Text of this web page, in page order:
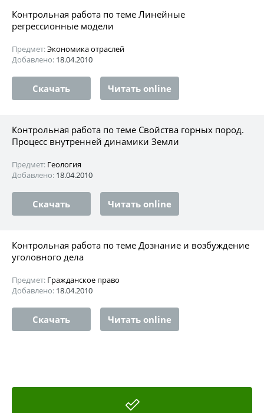
Контрольная работа по теме Линейные
регрессионные модели
Предмет:Экономика отраслей
Добавлено: 18.04.2010
Скачать Читать online
Контрольная работа по теме Свойства горных пород.
Процесс внутренней динамики Земли
Предмет: Геология
Добавлено: 18.04.2010
Скачать Читать online
Контрольная работа по теме Дознание и возбуждение
уголовного дела
Предмет: Гражданское право
Добавлено: 18.04.2010
Скачать Читать online